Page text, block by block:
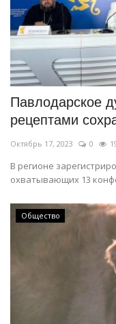
Павлодарское
рецептами
Октябрь 17, 2023 0
В регионе
охватывающих 13
Общество